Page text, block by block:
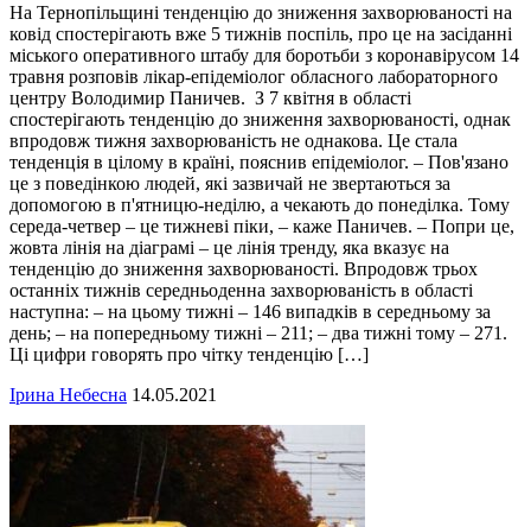
На Тернопільщині тенденцію до зниження захворюваності на
ковід спостерігають вже 5 тижнів поспіль, про це на засіданні
міського оперативного штабу для боротьби з коронавірусом 14
травня розповів лікар-епідеміолог обласного лабораторного
центру Володимир Паничев. З 7 квітня в області
спостерігають тенденцію до зниження захворюваності, однак
впродовж тижня захворюваність не однакова. Це стала
тенденція в цілому в країні, пояснив епідеміолог. – Пов'язано
це з поведінкою людей, які зазвичай не звертаються за
допомогою в п'ятницю-неділю, а чекають до понеділка. Тому
середа-четвер – це тижневі піки, – каже Паничев. – Попри це,
жовта лінія на діаграмі – це лінія тренду, яка вказує на
тенденцію до зниження захворюваності. Впродовж трьох
останніх тижнів середньоденна захворюваність в області
наступна: – на цьому тижні – 146 випадків в середньому за
день; – на попередньому тижні – 211; – два тижні тому – 271.
Ці цифри говорять про чітку тенденцію […]
Ірина Небесна 14.05.2021